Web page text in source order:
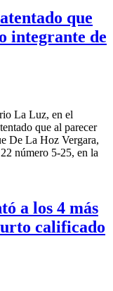
que
integrante de
La Luz, en el
que al parecer
De La Hoz Vergara,
número 5-25, en la
a los 4 más
calificado